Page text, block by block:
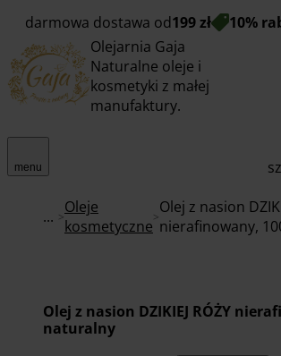
darmowa dostawa od199 zł 10%
Olejarnia Gaja
Naturalne oleje i
kosmetyki z małej
manufaktury.
menu
...
Oleje
kosmetyczne
Olej z nasion
nierafinowany,
Olej z nasion DZIKIEJ RÓŻY
naturalny